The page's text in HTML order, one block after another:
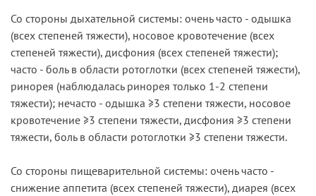
Со стороны дыхательной системы: очень часто - одышка
(всех степеней тяжести), носовое кровотечение (всех
степеней тяжести), дисфония (всех степеней тяжести);
часто - боль в области ротоглотки (всех степеней тяжести),
ринорея (наблюдалась ринорея только 1-2 степени
тяжести); нечасто - одышка ≥3 степени тяжести, носовое
кровотечение ≥3 степени тяжести, дисфония ≥3 степени
тяжести, боль в области ротоглотки ≥3 степени тяжести.
Со стороны пищеварительной системы: очень часто -
снижение аппетита (всех степеней тяжести), диарея (всех